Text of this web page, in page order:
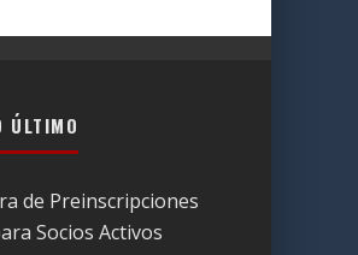
ÚLTIMO
de Preinscripciones
Socios Activos